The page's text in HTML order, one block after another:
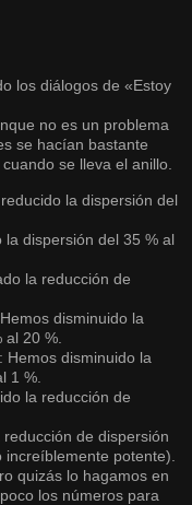
los diálogos de «Estoy
no es un problema
se hacían bastante
se lleva el anillo.
la dispersión del
dispersión del 35 % al
la reducción de
disminuido la
20 %.
Hemos disminuido la
1 %.
la reducción de
reducción de dispersión
potente).
quizás lo hagamos en
los números para